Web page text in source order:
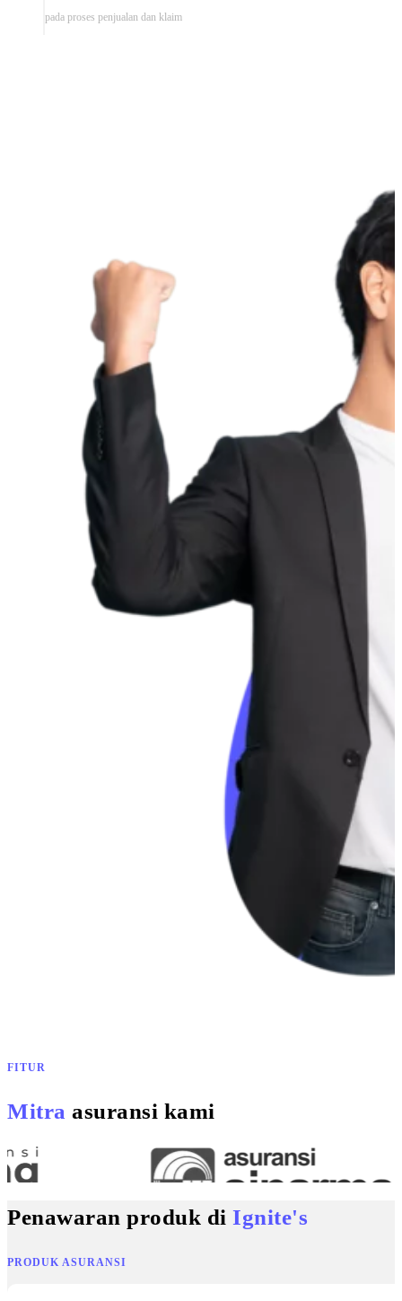
pada proses penjualan dan klaim
FITUR
Mitra asuransi kami
Penawaran produk di Ignite's
PRODUK ASURANSI